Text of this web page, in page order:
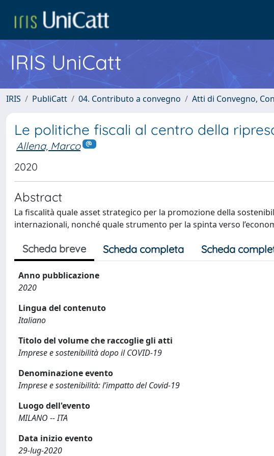
IRIS UniCatt
IRIS PubliCatt 04. Contributo a convegno Atti di Convegno,
Le politiche fiscali al centro della
Allena, Marco
2020
Abstract
La fiscalità quale asset strategico per la promozione della
internazionali, nonché quale strumento per la spinta verso
Scheda breve Scheda completa Scheda
Anno pubblicazione
2020
Lingua del contenuto
Italiano
Titolo del volume che raccoglie gli atti
Imprese e sostenibilità dopo il COVID-19
Denominazione evento
Imprese e sostenibilità: l’impatto del Covid-19
Luogo dell'evento
MILANO -- ITA
Data inizio evento
29-lug-2020